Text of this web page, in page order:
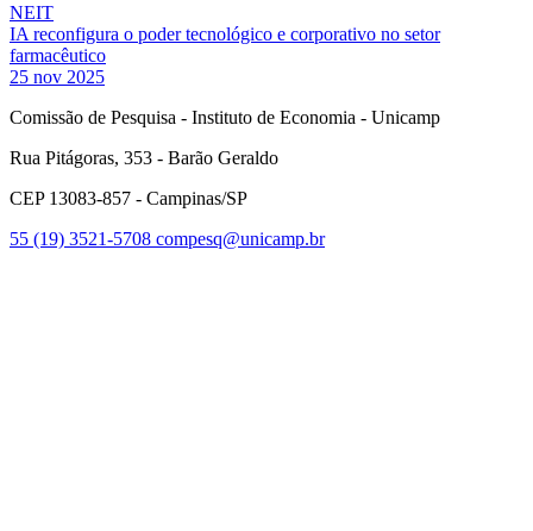
NEIT
IA reconfigura o poder tecnológico e corporativo no setor
farmacêutico
25 nov 2025
Comissão de Pesquisa - Instituto de Economia - Unicamp
Rua Pitágoras, 353 - Barão Geraldo
CEP 13083-857 - Campinas/SP
55 (19) 3521-5708 compesq@unicamp.br